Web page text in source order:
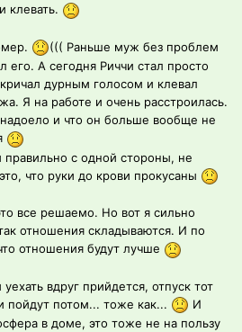
клевать.
((( Раньше муж без проблем
его. А сегодня Риччи стал просто
кричал дурным голосом и клевал
Я на работе и очень расстроилась.
и что он больше вообще не
с одной стороны, не
что руки до крови прокусаны
все решаемо. Но вот я сильно
отношения складываются. И по
отношения будут лучше
вдруг прийдется, отпуск тот
пойдут потом... тоже как...
И
в доме, это тоже не на пользу